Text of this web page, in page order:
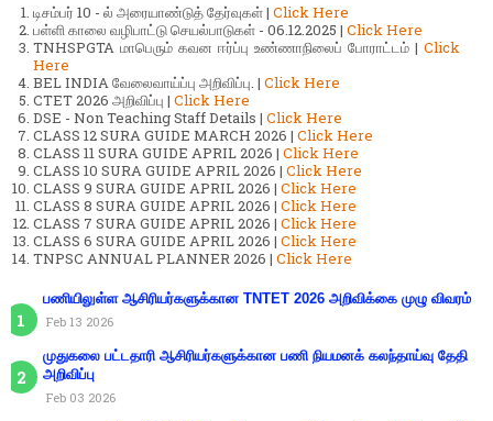
டிசம்பர் 10 - ல் அரையாண்டுத் தேர்வுகள் | Click Here
பள்ளி காலை வழிபாட்டு செயல்பாடுகள் - 06.12.2025 | Click Here
TNHSPGTA மாபெரும் கவன ஈர்ப்பு உண்ணாநிலைப் போராட்டம் | Click
Here
BEL INDIA வேலைவாய்ப்பு அறிவிப்பு. | Click Here
CTET 2026 அறிவிப்பு | Click Here
DSE - Non Teaching Staff Details | Click Here
CLASS 12 SURA GUIDE MARCH 2026 | Click Here
CLASS 11 SURA GUIDE APRIL 2026 | Click Here
CLASS 10 SURA GUIDE APRIL 2026 | Click Here
CLASS 9 SURA GUIDE APRIL 2026 | Click Here
CLASS 8 SURA GUIDE APRIL 2026 | Click Here
CLASS 7 SURA GUIDE APRIL 2026 | Click Here
CLASS 6 SURA GUIDE APRIL 2026 | Click Here
TNPSC ANNUAL PLANNER 2026 | Click Here
பணியிலுள்ள ஆசிரியர்களுக்கான TNTET 2026 அறிவிக்கை முழு விவரம்
Feb 13 2026
முதுகலை பட்டதாரி ஆசிரியர்களுக்கான பணி நியமனக் கலந்தாய்வு தேதி
அறிவிப்பு
Feb 03 2026